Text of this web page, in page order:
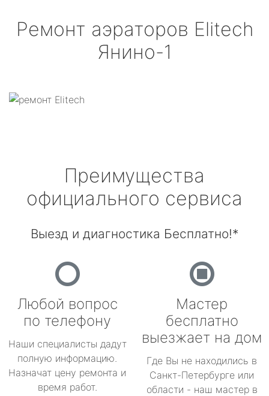
Ремонт аэраторов Elitech
Янино-1
Преимущества
официального сервиса
Выезд и диагностика Бесплатно!*
Любой вопрос
по телефону
Наши специалисты дадут
полную информацию.
Назначат цену ремонта и
время работ.
Мастер
бесплатно
выезжает на дом
Где Вы не находились в
Санкт-Петербурге или
области - наш мастер в